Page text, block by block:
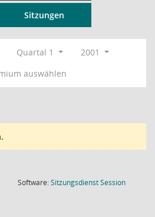
Sitzungen
Quartal 1
2001
auswählen
Software:SitzungsdienstSession(Wird in